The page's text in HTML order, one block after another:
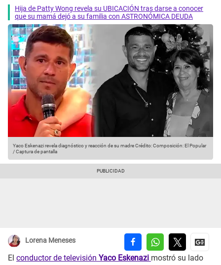
Hija de Patty Wong revela su UBICACIÓN tras darse a conocer
que su mamá dejó a su familia con ASTRONÓMICA DEUDA
Yaco Eskenazi revela diagnóstico y reacción de su madreCrédito: Composición: El Popular
/ Captura de pantalla
Lorena Meneses
El conductor de televisión Yaco Eskenazi mostró su lado